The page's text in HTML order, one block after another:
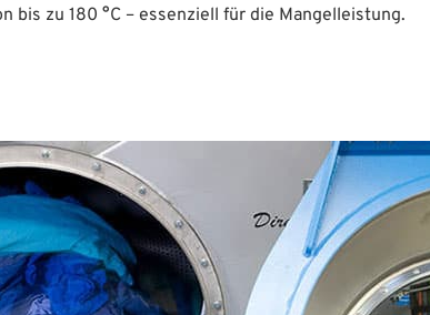
bis zu 180 °C – essenziell für die Mangelleistung.